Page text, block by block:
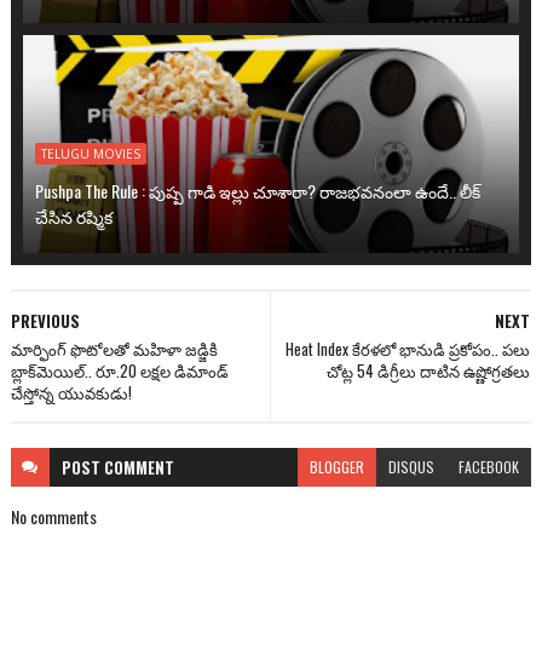
TELUGU MOVIES
Pushpa The Rule : పుష్ప గాడి ఇల్లు చూశారా? రాజభవనంలా ఉందే.. లీక్
చేసిన రష్మిక
NEXT
Heat Index కేరళలో భానుడి ప్రకోపం.. పలు
చోట్ల 54 డిగ్రీలు దాటిన ఉష్ణోగ్రతలు
PREVIOUS
మార్ఫింగ్‌ ఫొటోలతో మహిళా జడ్జికి
బ్లాక్‌మెయిల్.. రూ.20 లక్షల డిమాండ్
చేస్తోన్న యువకుడు!
POST COMMENT BLOGGER DISQUS FACEBOOK
No comments